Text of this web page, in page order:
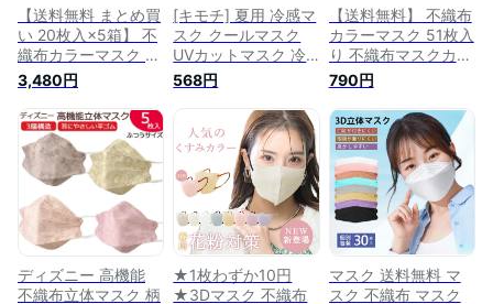
スク
ベマスク
【送料無料 まとめ買
い 20枚入×5箱】 不
織布カラーマスク ク
チバシ型 ダイヤモン
ドマスク 100枚 血色
カラー 3D 立体マス
ク 不織布マスク カ
ラー 不織布 使い捨
て 血色マスク くち
ばし 舟形 柳葉型 素
敵 おしゃれ 不織布
立体カラーマスク ダ
イヤモンド形状 韓国
マスク
3,480円
[キモチ] 夏用 冷感マ
スク クールマスク
UVカットマスク 冷
感不織布マスク ひん
やりマスク 涼しいマ
スク 立体マスク 20
枚 バイカラー 瞬間
冷感 超絶冷感 立体
マスク 冷感マスク
不織布 立体 顔にフ
ィット不織布 立体
不織布マスク 血色マ
スク カラーマスク
くちばし マスク 使
い捨て 小顔 チーク
568円
【送料無料】 不織布
カラーマスク 51枚入
り 不織布マスクカラ
ー 血色マスク プリ
ーツ 立体不織布マス
ク カラー不織布 不
織布立体カラーマス
ク 使い捨て 血色カ
ラー 不織布立体カラ
ーマスク プリーツ立
体マスク 3D立体 チ
ークマスク 素敵 お
しゃれ レギュラーサ
イズ
790円
ディズニー 高機能
不織布立体マスク 柄
★1枚わずか10円
★3Dマスク 不織布
マスク 送料無料 マ
スク 不織布 マスク